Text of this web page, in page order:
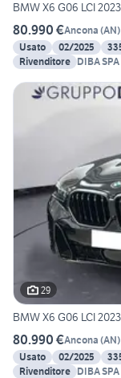
BMW X6 G06 LCI
80.990 €Ancona (AN)
Usato
02/2025
Rivenditore DIBA SPA
29
BMW X6 G06 LCI
80.990 €Ancona (AN)
Usato
02/2025
Rivenditore DIBA SPA